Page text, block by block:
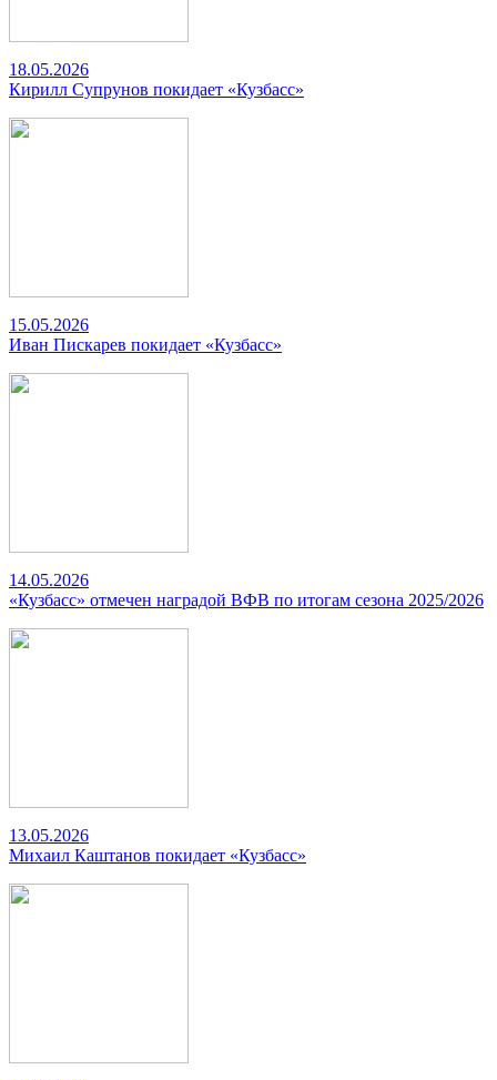
18.05.2026
Кирилл Супрунов покидает «Кузбасс»
15.05.2026
Иван Пискарев покидает «Кузбасс»
14.05.2026
«Кузбасс» отмечен наградой ВФВ по итогам сезона 2025/2026
13.05.2026
Михаил Каштанов покидает «Кузбасс»